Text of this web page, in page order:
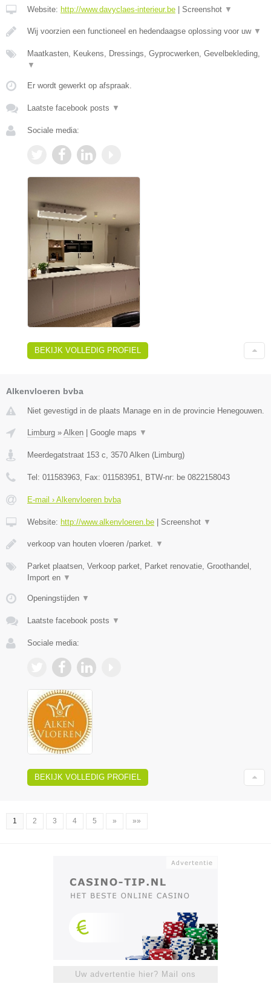
Website: http://www.davyclaes-interieur.be Screenshot ▼
Wij voorzien een functioneel en hedendaagse oplossing voor uw ▼
Maatkasten, Keukens, Dressings, Gyprocwerken, Gevelbekleding,
▼
Er wordt gewerkt op afspraak.
Laatste facebook posts ▼
Sociale media:
BEKIJK VOLLEDIG PROFIEL
Alkenvloeren bvba
Niet gevestigd in de plaats Manage en in de provincie Henegouwen.
Limburg » Alken Google maps ▼
Meerdegatstraat 153 c 3570 Alken ( Limburg)
Tel: 011583963 , Fax: 011583951 , BTW-nr: be 0822158043
E-mail › Alkenvloeren bvba
Website: http://www.alkenvloeren.be Screenshot ▼
verkoop van houten vloeren /parket. ▼
Parket plaatsen, Verkoop parket, Parket renovatie, Groothandel,
Import en ▼
Openingstijden ▼
Laatste facebook posts ▼
Sociale media:
BEKIJK VOLLEDIG PROFIEL
1 2 3 4 5 » »»
Uw advertentie hier? Mail ons